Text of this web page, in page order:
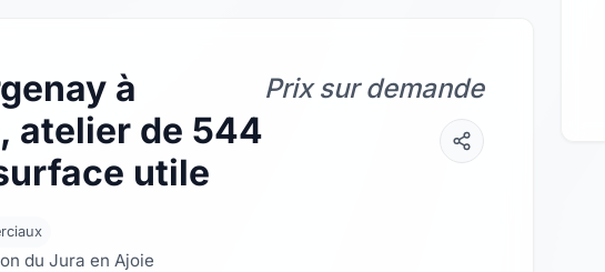
à
atelier de 544
utile
Prix sur demande
du Jura en Ajoie